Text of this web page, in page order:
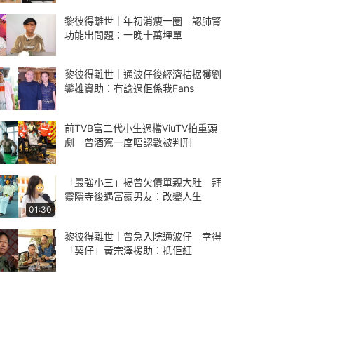
黎彼得離世｜年初消瘦一圈 認肺腎
功能出問題：一晚十萬埋單
黎彼得離世｜通波仔後經濟拮据獲劉
鑾雄資助：冇諗過佢係我Fans
前TVB富二代小生過檔ViuTV拍重頭
劇 曾酒駕一度唔認數被判刑
01:30
「最強小三」揭曾欠債單親大肚 拜
靈隱寺後遇富豪男友：改變人生
黎彼得離世｜曾急入院通波仔 幸得
「契仔」黃宗澤援助：抵佢紅